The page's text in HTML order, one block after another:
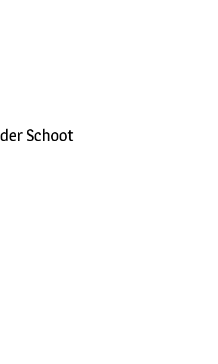
Schoot